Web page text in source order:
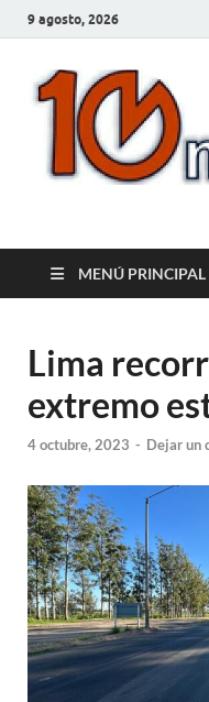
9 agosto, 2026
MENÚ PRINCIPAL
Lima
extremo
4 octubre, 2023 - Dejar un